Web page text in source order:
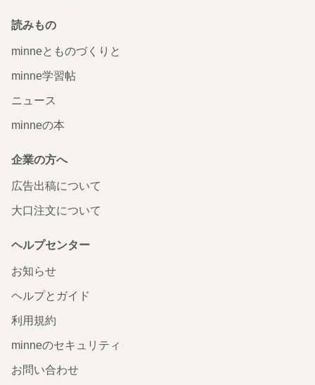
読みもの
minneとものづくりと
minne学習帖
ニュース
minneの本
企業の方へ
広告出稿について
大口注文について
ヘルプセンター
お知らせ
ヘルプとガイド
利用規約
minneのセキュリティ
お問い合わせ